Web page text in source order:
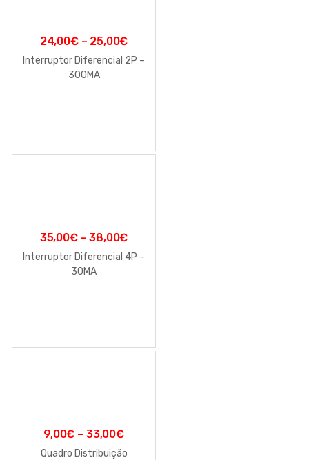
24,00€– 25,00€
Interruptor Diferencial 2P –
300MA
35,00€–38,00€
Interruptor Diferencial 4P –
30MA
9,00€ – 33,00€
Quadro Distribuição